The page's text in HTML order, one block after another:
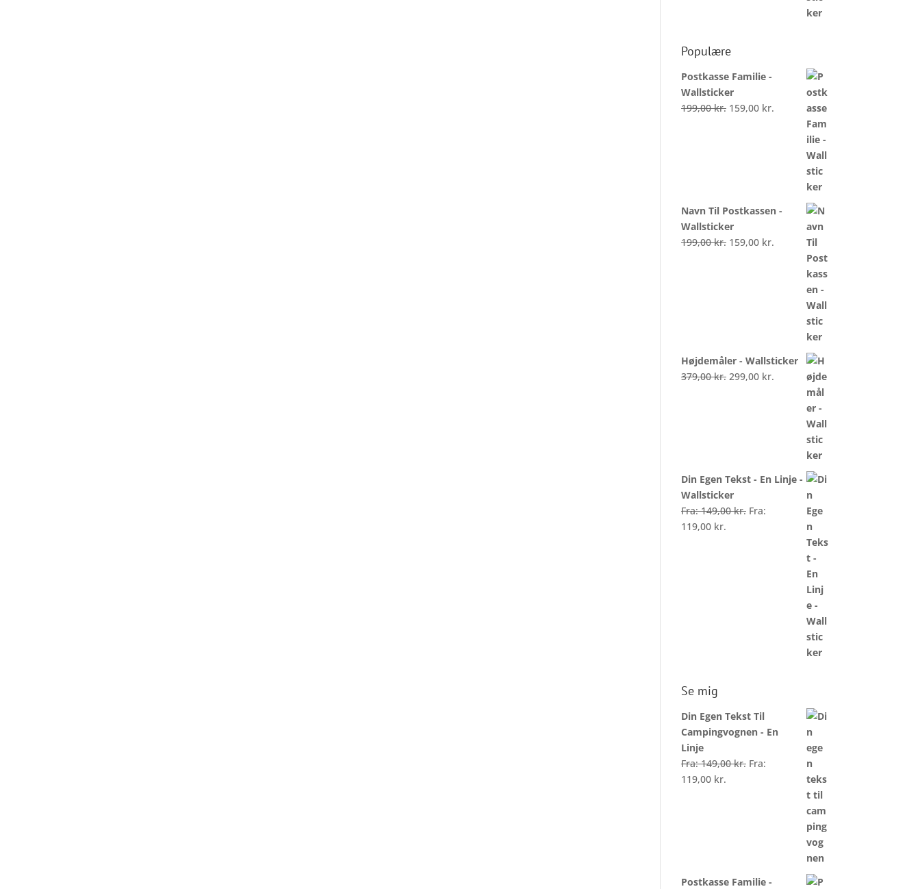
Populære
Postkasse Familie -
Wallsticker
199,00kr. 159,00 kr.
Navn Til Postkassen -
Wallsticker
199,00kr. 159,00 kr.
Højdemåler - Wallsticker
379,00kr. 299,00 kr.
Din Egen Tekst - En Linje -
Wallsticker
Fra:149,00kr. Fra:
119,00 kr.
Se mig
Din Egen Tekst Til
Campingvognen - En
Linje
Fra:149,00kr. Fra:
119,00 kr.
Postkasse Familie -